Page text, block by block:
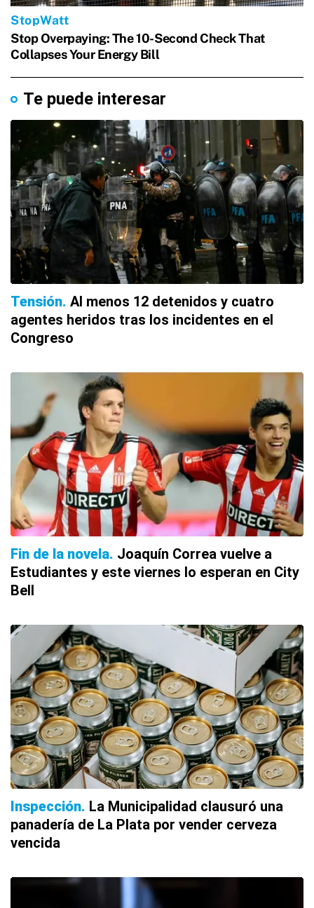
Te puede interesar
Tensión Al menos 12 detenidos y cuatro
agentes heridos tras los incidentes en el
Congreso
Fin de la novela Joaquín Correa vuelve a
Estudiantes y este viernes lo esperan en City
Bell
Inspección La Municipalidad clausuró una
panadería de La Plata por vender cerveza
vencida